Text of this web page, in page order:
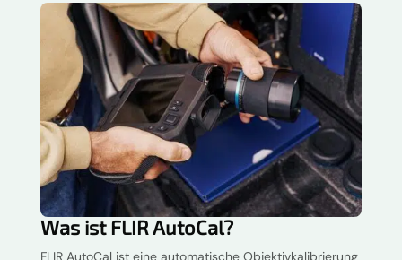
Was ist FLIR AutoCal?
FLIR AutoCal ist eine automatische Objektivkalibrierung